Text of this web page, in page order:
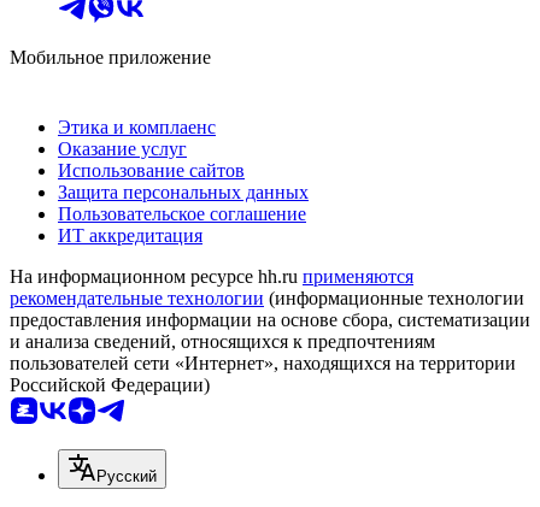
Мобильное приложение
Этика и комплаенс
Оказание услуг
Использование сайтов
Защита персональных данных
Пользовательское соглашение
ИТ аккредитация
На информационном ресурсе hh.ru применяются
рекомендательные технологии (информационные технологии
предоставления информации на основе сбора, систематизации
и анализа сведений, относящихся к предпочтениям
пользователей сети «Интернет», находящихся на территории
Российской Федерации)
Русский